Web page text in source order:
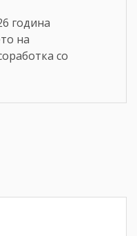
година
на
со